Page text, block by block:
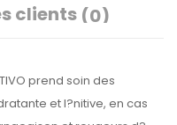
clients (0)
prend soin des
et l?nitive, en cas